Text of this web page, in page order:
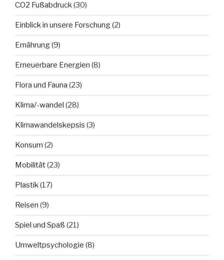
CO2 Fußabdruck(30)
Einblick in unsere Forschung(2)
Ernährung(9)
Erneuerbare Energien (8)
Flora und Fauna (23)
Klima/-wandel (28)
Klimawandelskepsis (3)
Konsum (2)
Mobilität(23)
Plastik(17)
Reisen (9)
Spiel und Spaß (21)
Umweltpsychologie (8)